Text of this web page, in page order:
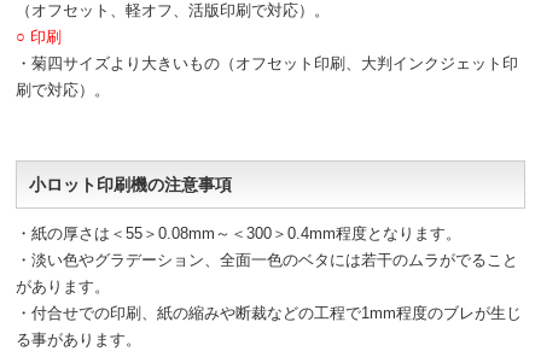
（オフセット、軽オフ、活版印刷で対応）。
○ 印刷
・菊四サイズより大きいもの（オフセット印刷、大判インクジェット印
刷で対応）。
小ロット印刷機の注意事項
・紙の厚さは＜55＞0.08mm～＜300＞0.4mm程度となります。
・淡い色やグラデーション、全面一色のベタには若干のムラがでること
があります。
・付合せでの印刷、紙の縮みや断裁などの工程で1mm程度のブレが生じ
る事があります。